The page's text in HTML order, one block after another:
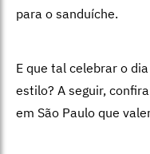
para o sanduíche.
E que tal celebrar o
estilo? A seguir,
em São Paulo que